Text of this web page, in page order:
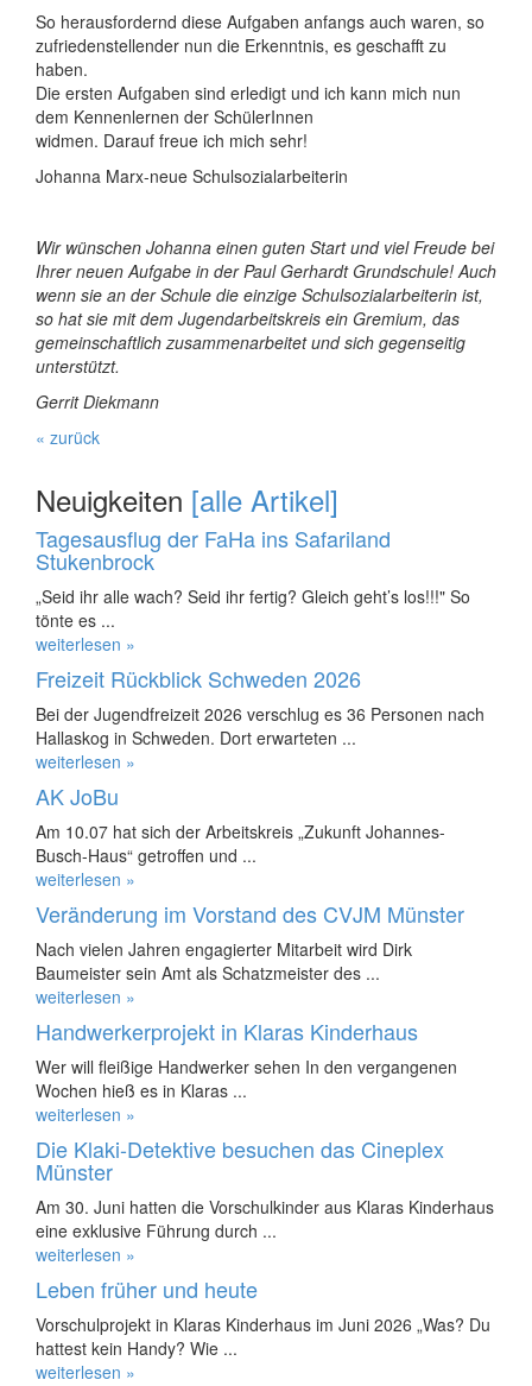
So herausfordernd diese Aufgaben anfangs auch waren, so
zufriedenstellender nun die Erkenntnis, es geschafft zu
haben.
Die ersten Aufgaben sind erledigt und ich kann mich nun
dem Kennenlernen der SchülerInnen
widmen. Darauf freue ich mich sehr!
Johanna Marx-neue Schulsozialarbeiterin
Wir wünschen Johanna einen guten Start und viel Freude bei
Ihrer neuen Aufgabe in der Paul Gerhardt Grundschule! Auch
wenn sie an der Schule die einzige Schulsozialarbeiterin ist,
so hat sie mit dem Jugendarbeitskreis ein Gremium, das
gemeinschaftlich zusammenarbeitet und sich gegenseitig
unterstützt.
Gerrit Diekmann
« zurück
Neuigkeiten [alle Artikel]
Tagesausflug der FaHa ins Safariland
Stukenbrock
„Seid ihr alle wach? Seid ihr fertig? Gleich geht’s los!!!" So
tönte es ...
weiterlesen »
Freizeit Rückblick Schweden 2026
Bei der Jugendfreizeit 2026 verschlug es 36 Personen nach
Hallaskog in Schweden. Dort erwarteten ...
weiterlesen »
AK JoBu
Am 10.07 hat sich der Arbeitskreis „Zukunft Johannes-
Busch-Haus“ getroffen und ...
weiterlesen »
Veränderung im Vorstand des CVJM Münster
Nach vielen Jahren engagierter Mitarbeit wird Dirk
Baumeister sein Amt als Schatzmeister des ...
weiterlesen »
Handwerkerprojekt in Klaras Kinderhaus
Wer will fleißige Handwerker sehen In den vergangenen
Wochen hieß es in Klaras ...
weiterlesen »
Die Klaki-Detektive besuchen das Cineplex
Münster
Am 30. Juni hatten die Vorschulkinder aus Klaras Kinderhaus
eine exklusive Führung durch ...
weiterlesen »
Leben früher und heute
Vorschulprojekt in Klaras Kinderhaus im Juni 2026 „Was? Du
hattest kein Handy? Wie ...
weiterlesen »